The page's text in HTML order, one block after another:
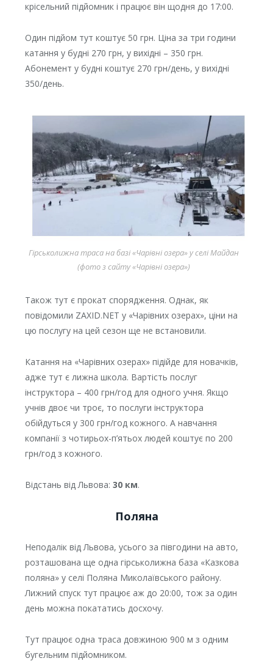
крісельний підйомник і працює він щодня до 17:00.
Один підйом тут коштує 50 грн. Ціна за три години
катання у будні 270 грн, у вихідні – 350 грн.
Абонемент у будні коштує 270 грн/день, у вихідні
350/день.
Гірськолижна траса на базі «Чарівні озера» у селі Майдан
(фото з сайту «Чарівні озера»)
Також тут є прокат спорядження. Однак, як
повідомили ZAXID.NET у «Чарівних озерах», ціни на
цю послугу на цей сезон ще не встановили.
Катання на «Чарівних озерах» підійде для новачків,
адже тут є лижна школа. Вартість послуг
інструктора – 400 грн/год для одного учня. Якщо
учнів двоє чи троє, то послуги інструктора
обійдуться у 300 грн/год кожного. А навчання
компанії з чотирьох-п’ятьох людей коштує по 200
грн/год з кожного.
Відстань від Львова: 30 км.
Поляна
Неподалік від Львова, усього за півгодини на авто,
розташована ще одна гірськолижна база «Казкова
поляна» у селі Поляна Миколаївського району.
Лижний спуск тут працює аж до 20:00, тож за один
день можна покататись досхочу.
Тут працює одна траса довжиною 900 м з одним
бугельним підйомником.